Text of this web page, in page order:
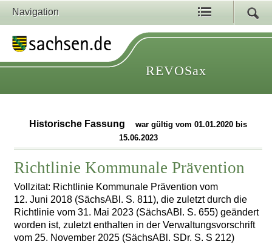
Navigation
REVOSax
Historische Fassung
war gültig vom 01.01.2020 bis
15.06.2023
Richtlinie Kommunale Prävention
Vollzitat: Richtlinie Kommunale Prävention vom
12. Juni 2018 (SächsABl. S. 811), die zuletzt durch die
Richtlinie vom 31. Mai 2023 (SächsABl. S. 655) geändert
worden ist, zuletzt enthalten in der Verwaltungsvorschrift
vom 25. November 2025 (SächsABl. SDr. S. S 212)